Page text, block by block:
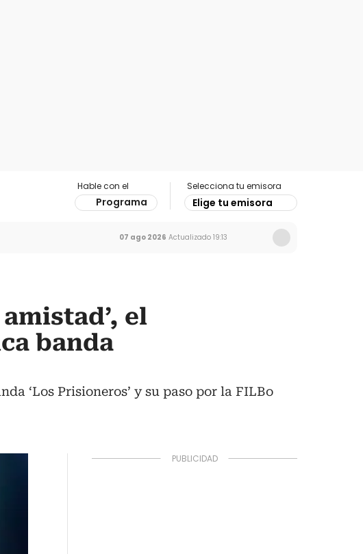
Hable con el
Programa
Selecciona tu emisora
Elige tu emisora
07 ago 2026 Actualizado 19:13
el
banda
‘Los Prisioneros’ y su paso por la FILBo